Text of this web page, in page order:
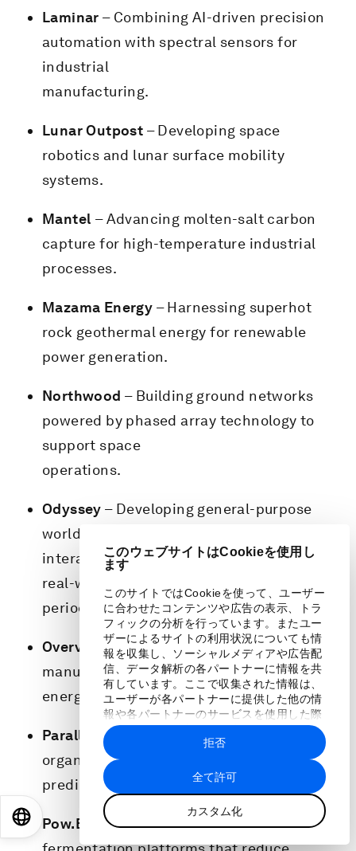
このウェブサイトはCookieを使用し
ます
このサイトではCookieを使って、ユーザー
に合わせたコンテンツや広告の表示、トラ
フィックの分析を行っています。またユー
ザーによるサイトの利用状況についても情
報を収集し、ソーシャルメディアや広告配
信、データ解析の各パートナーに情報を共
有しています。ここで収集された情報は、
ユーザーが各パートナーに提供した他の情
報や各パートナーのサービスを使用した際
に収集された情報と組み合わされ、各パー
トナーによって使用されることがありま
す。
全て許可
カスタム化
拒否
Laminar – Combining AI-driven precision
automation with spectral sensors for
industrial
manufacturing.
Lunar Outpost – Developing space
robotics and lunar surface mobility
systems.
Mantel – Advancing molten-salt carbon
capture for high-temperature industrial
processes.
Mazama Energy – Harnessing superhot
rock geothermal energy for renewable
power generation.
Northwood – Building ground networks
powered by phased array technology to
support space
operations.
Odyssey – Developing general-purpose
world models capable of predicting and
interacting with
real-world environments over extended
periods.
Overview Energy– Advancing
manufacturing technologies for aerospace
energy systems.
Parallel Bio
– Combining human immune
organoids and AI to improve drug safety
prediction and discovery.
Pow.Bio
– Building continuous
EN